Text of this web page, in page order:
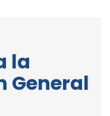
la
General